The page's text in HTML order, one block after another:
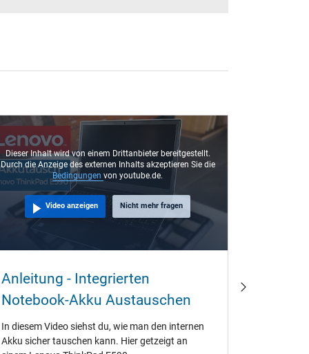
Dieser Inhalt wird von einem Drittanbieter bereitgestellt.
Durch die Anzeige des externen Inhalts akzeptieren Sie die
Bedingungen von youtube.de.
Video anzeigen Nicht mehr fragen
Anleitung - Integrierten
Notebook-Akku Austauschen
In diesem Video siehst du, wie man den internen
Akku sicher tauschen kann. Hier getzeigt an